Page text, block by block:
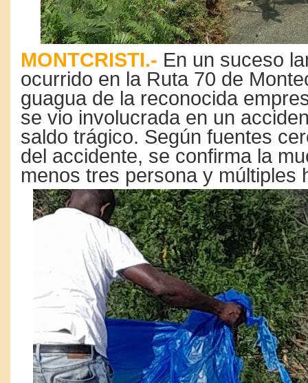
MONTCRISTI.- En un suceso
ocurrido en la Ruta 70 de
guagua de la reconocida
se vio involucrada en un
saldo trágico. Según fuentes
del accidente, se confirma la
menos tres persona y múltiples